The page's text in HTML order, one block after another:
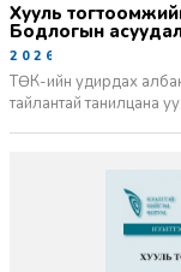
Хууль тогтоомжийн тухай хуулийн хэрэгжилт -
Бодлогын
2026-06-02
ТӨК-ийн удирдах
тайлантай танилцана уу.